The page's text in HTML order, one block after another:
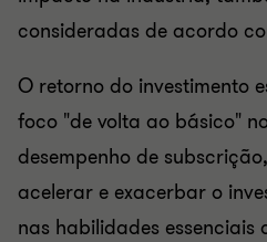
consideradas de acordo
O retorno do investimento
foco "de volta ao básico"
desempenho de
acelerar e exacerbar o
nas habilidades essenciais